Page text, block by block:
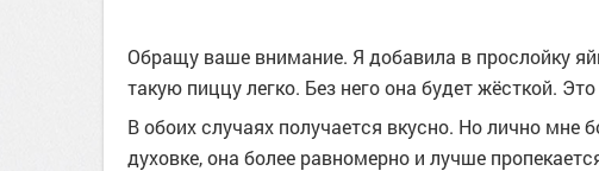
Обращу ваше внимание. Я добавила в прослойку
такую пиццу легко. Без него она будет жёсткой.
В обоих случаях получается вкусно. Но лично мне
духовке, она более равномерно и лучше